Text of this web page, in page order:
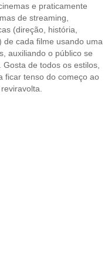
e praticamente
de streaming,
(direção, história,
de cada filme usando uma
auxiliando o público se
de todos os estilos,
ficar tenso do começo ao